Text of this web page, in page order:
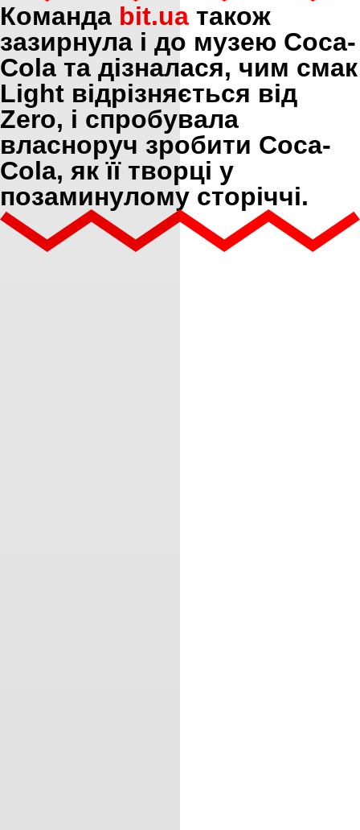
Команда bit.ua також
зазирнула і до музею Coca-
Cola та дізналася, чим смак
Light відрізняється від
Zero, і спробувала
власноруч зробити Coca-
Cola, як її творці у
позаминулому сторіччі.